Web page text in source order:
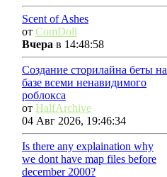
Scent of Ashes
от ComDoll
Вчера в 14:48:58
Создание сторилайна беты на
базе всеми ненавидимого
роблокса
от HalfArchive
04 Авг 2026, 19:46:34
Is there any explaination why
we dont have map files before
december 2000?